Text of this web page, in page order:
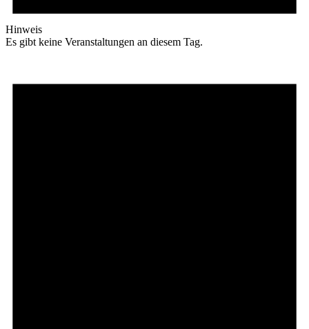
Hinweis
Es gibt keine Veranstaltungen an diesem Tag.